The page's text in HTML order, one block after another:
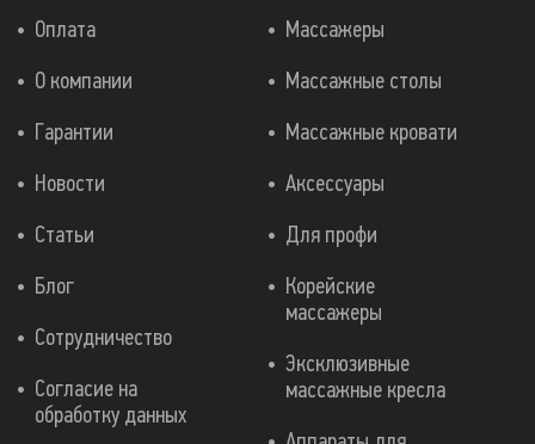
Массажеры
Массажные столы
Массажные кровати
Аксессуары
Для профи
Корейские
массажеры
Эксклюзивные
массажные кресла
Оплата
О компании
Гарантии
Новости
Статьи
Блог
Сотрудничество
Согласие на
обработку данных